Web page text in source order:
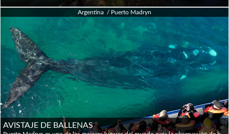
Argentina / Puerto Madryn
AVISTAJE DE BALLENAS